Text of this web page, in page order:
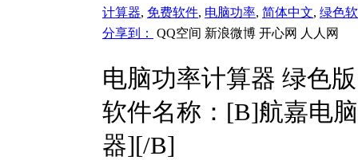
计算器, 免费软件, 电脑功率, 简体中文, 绿色
分享到：
QQ空间 新浪微博 开心网 人人网
电脑功率计算器 绿色版
软件名称：[B]航嘉电
器][/B]